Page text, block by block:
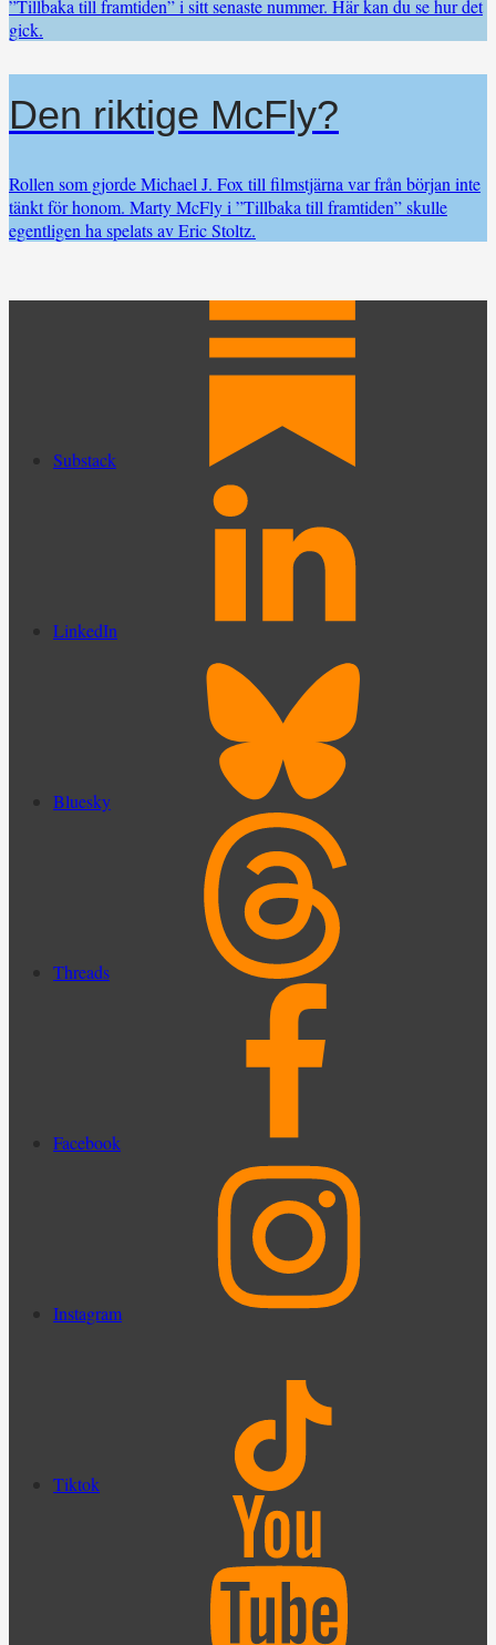
”Tillbaka till framtiden” i sitt senaste nummer. Här kan du se hur det
gick.
Den riktige McFly?
Rollen som gjorde Michael J. Fox till filmstjärna var från början inte
tänkt för honom. Marty McFly i ”Tillbaka till framtiden” skulle
egentligen ha spelats av Eric Stoltz.
Substack
LinkedIn
Bluesky
Threads
Facebook
Instagram
Tiktok